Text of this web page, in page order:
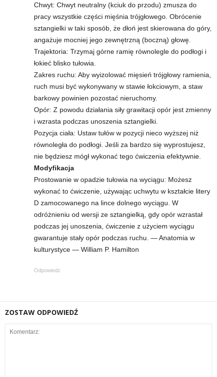
Chwyt: Chwyt neutralny (kciuk do przodu) zmusza do
pracy wszystkie części mięśnia trójgłowego. Obrócenie
sztangielki w taki sposób, że dłoń jest skierowana do góry,
angażuje mocniej jego zewnętrzną (boczną) głowę.
Trajektoria: Trzymaj górne ramię równolegle do podłogi i
łokieć blisko tułowia.
Zakres ruchu: Aby wyizolować mięsień trójgłowy ramienia,
ruch musi być wykonywany w stawie łokciowym, a staw
barkowy powinien pozostać nieruchomy.
Opór: Z powodu działania siły grawitacji opór jest zmienny
i wzrasta podczas unoszenia sztangielki.
Pozycja ciała: Ustaw tułów w pozycji nieco wyższej niż
równoległa do podłogi. Jeśli za bardzo się wyprostujesz,
nie będziesz mógł wykonać tego ćwiczenia efektywnie.
Modyfikacja
Prostowanie w opadzie tułowia na wyciągu: Możesz
wykonać to ćwiczenie, używając uchwytu w kształcie litery
D zamocowanego na lince dolnego wyciągu. W
odróżnieniu od wersji ze sztangielką, gdy opór wzrastał
podczas jej unoszenia, ćwiczenie z użyciem wyciągu
gwarantuje stały opór podczas ruchu. — Anatomia w
kulturystyce — William P. Hamilton
Odpowiedz
ZOSTAW ODPOWIEDŹ